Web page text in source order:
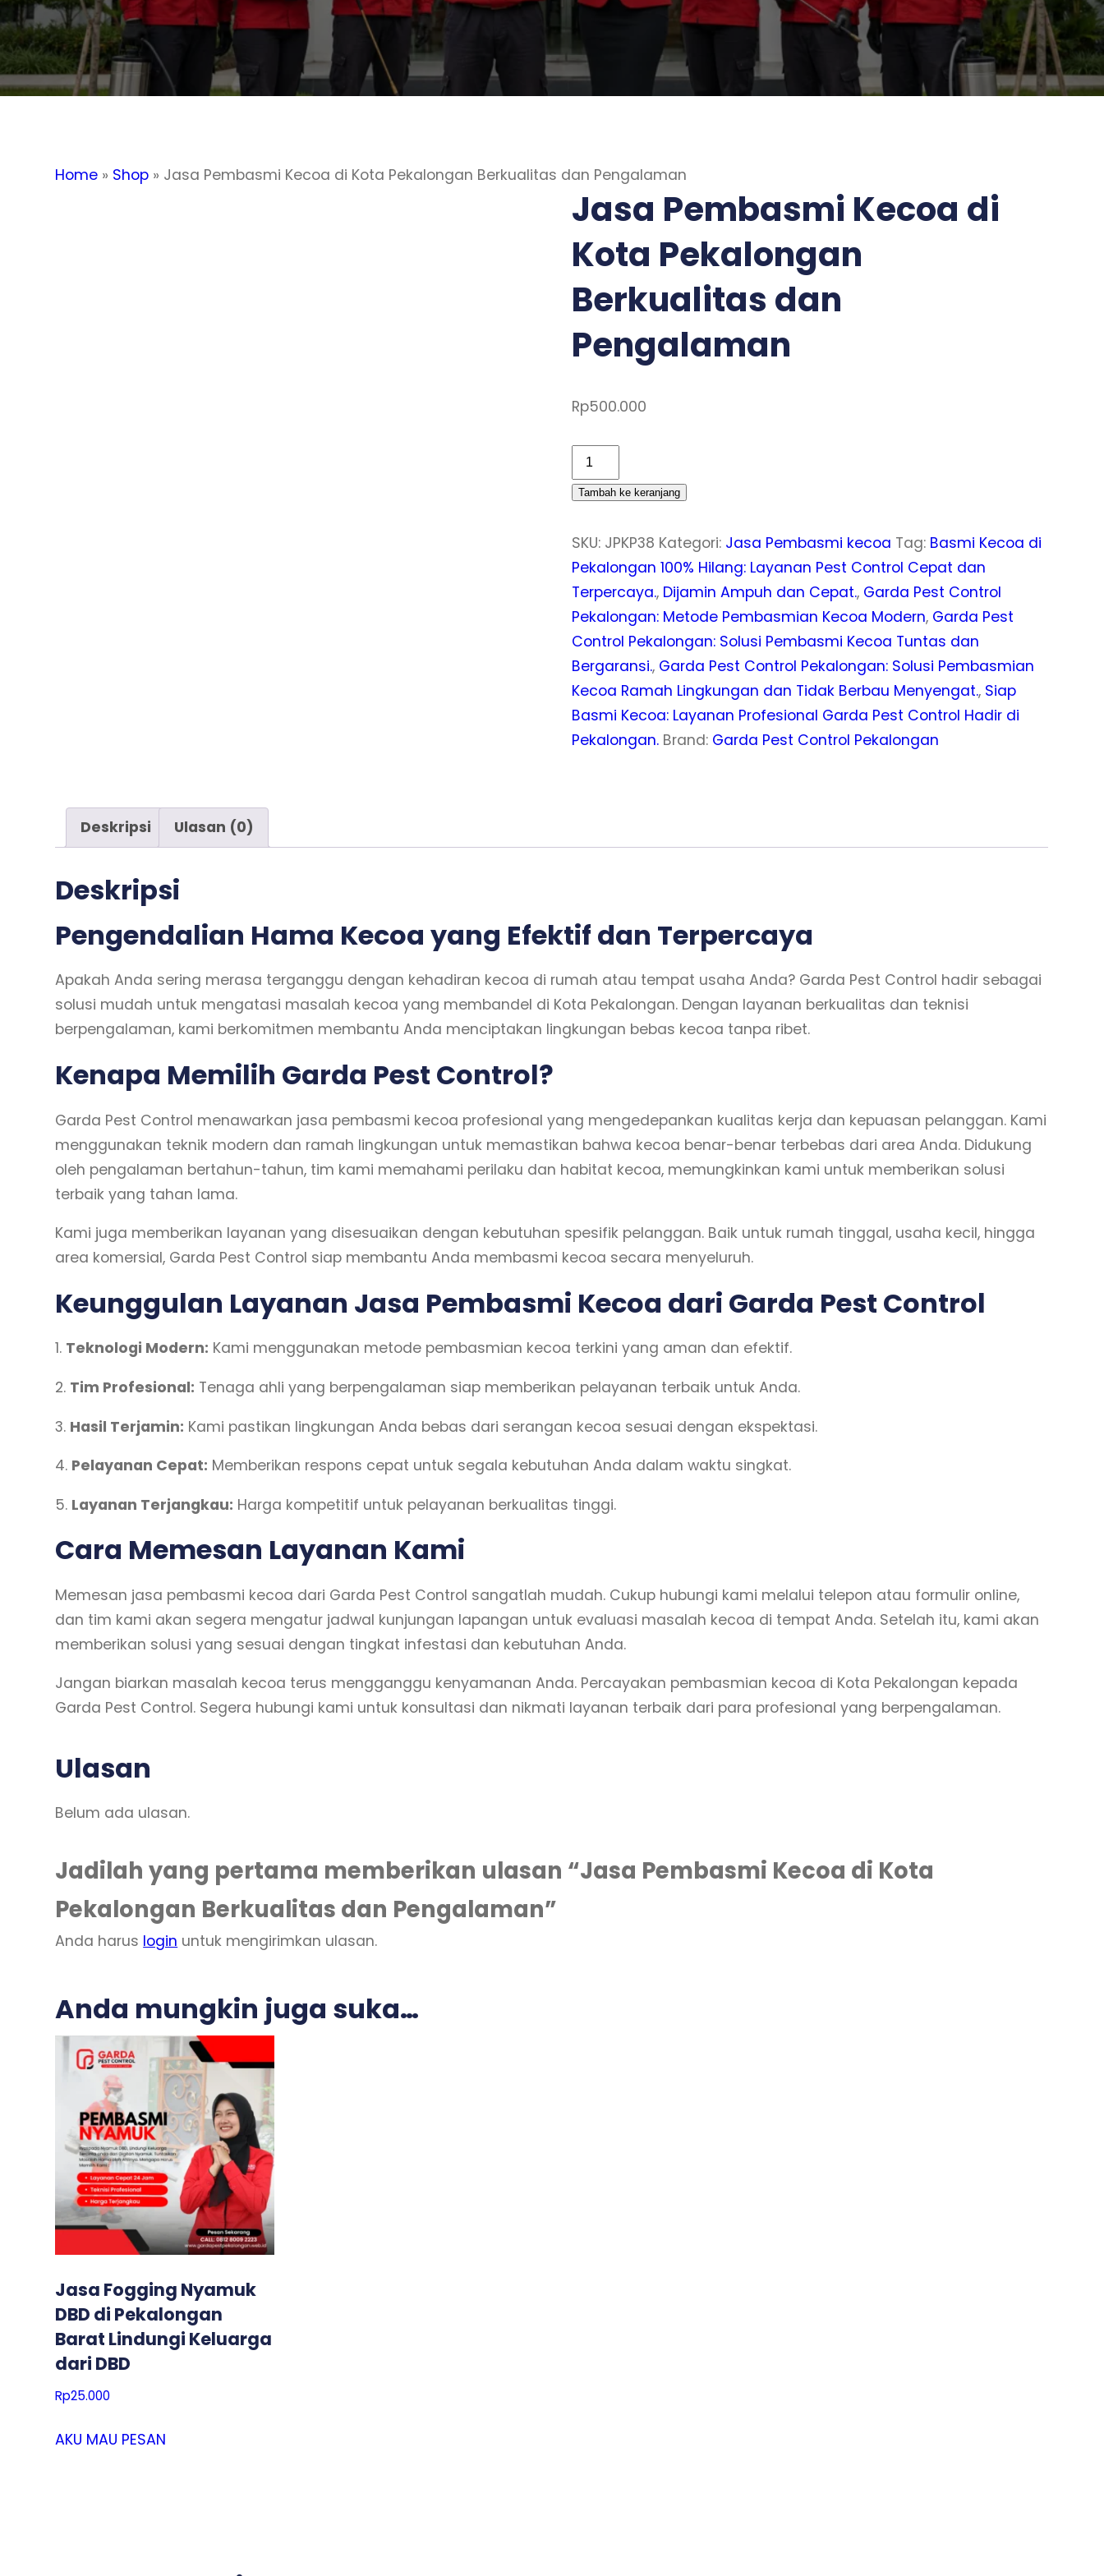
Home » Shop » Jasa Pembasmi Kecoa di Kota Pekalongan Berkualitas dan Pengalaman
Jasa Pembasmi Kecoa di
Kota Pekalongan
Berkualitas dan
Pengalaman
Rp500.000
Kuantitas
Jasa
Pembasmi
Pekalongan
Berkualitas
Pengalaman
Tambah ke keranjang
SKU: JPKP38 Kategori: Jasa Pembasmi kecoa Tag: Basmi Kecoa di
Pekalongan 100% Hilang: Layanan Pest Control Cepat dan
Terpercaya., Dijamin Ampuh dan Cepat., Garda Pest Control
Pekalongan: Metode Pembasmian Kecoa Modern, Garda Pest
Control Pekalongan: Solusi Pembasmi Kecoa Tuntas dan
Bergaransi., Garda Pest Control Pekalongan: Solusi Pembasmian
Kecoa Ramah Lingkungan dan Tidak Berbau Menyengat., Siap
Basmi Kecoa: Layanan Profesional Garda Pest Control Hadir di
Pekalongan. Brand: Garda Pest Control Pekalongan
Deskripsi Ulasan (0)
Deskripsi
Pengendalian Hama Kecoa yang Efektif dan Terpercaya
Apakah Anda sering merasa terganggu dengan kehadiran kecoa di rumah atau tempat usaha Anda? Garda Pest Control hadir sebagai
solusi mudah untuk mengatasi masalah kecoa yang membandel di Kota Pekalongan. Dengan layanan berkualitas dan teknisi
berpengalaman, kami berkomitmen membantu Anda menciptakan lingkungan bebas kecoa tanpa ribet.
Kenapa Memilih Garda Pest Control?
Garda Pest Control menawarkan jasa pembasmi kecoa profesional yang mengedepankan kualitas kerja dan kepuasan pelanggan. Kami
menggunakan teknik modern dan ramah lingkungan untuk memastikan bahwa kecoa benar-benar terbebas dari area Anda. Didukung
oleh pengalaman bertahun-tahun, tim kami memahami perilaku dan habitat kecoa, memungkinkan kami untuk memberikan solusi
terbaik yang tahan lama.
Kami juga memberikan layanan yang disesuaikan dengan kebutuhan spesifik pelanggan. Baik untuk rumah tinggal, usaha kecil, hingga
area komersial, Garda Pest Control siap membantu Anda membasmi kecoa secara menyeluruh.
Keunggulan Layanan Jasa Pembasmi Kecoa dari Garda Pest Control
1. Teknologi Modern: Kami menggunakan metode pembasmian kecoa terkini yang aman dan efektif.
2. Tim Profesional: Tenaga ahli yang berpengalaman siap memberikan pelayanan terbaik untuk Anda.
3. Hasil Terjamin: Kami pastikan lingkungan Anda bebas dari serangan kecoa sesuai dengan ekspektasi.
4. Pelayanan Cepat: Memberikan respons cepat untuk segala kebutuhan Anda dalam waktu singkat.
5. Layanan Terjangkau: Harga kompetitif untuk pelayanan berkualitas tinggi.
Cara Memesan Layanan Kami
Memesan jasa pembasmi kecoa dari Garda Pest Control sangatlah mudah. Cukup hubungi kami melalui telepon atau formulir online,
dan tim kami akan segera mengatur jadwal kunjungan lapangan untuk evaluasi masalah kecoa di tempat Anda. Setelah itu, kami akan
memberikan solusi yang sesuai dengan tingkat infestasi dan kebutuhan Anda.
Jangan biarkan masalah kecoa terus mengganggu kenyamanan Anda. Percayakan pembasmian kecoa di Kota Pekalongan kepada
Garda Pest Control. Segera hubungi kami untuk konsultasi dan nikmati layanan terbaik dari para profesional yang berpengalaman.
Ulasan
Belum ada ulasan.
Jadilah yang pertama memberikan ulasan “Jasa Pembasmi Kecoa di Kota
Pekalongan Berkualitas dan Pengalaman”
Anda harus login untuk mengirimkan ulasan.
Anda mungkin juga suka…
Jasa Fogging Nyamuk
DBD di Pekalongan
Barat Lindungi Keluarga
dari DBD
Rp25.000
AKU MAU PESAN